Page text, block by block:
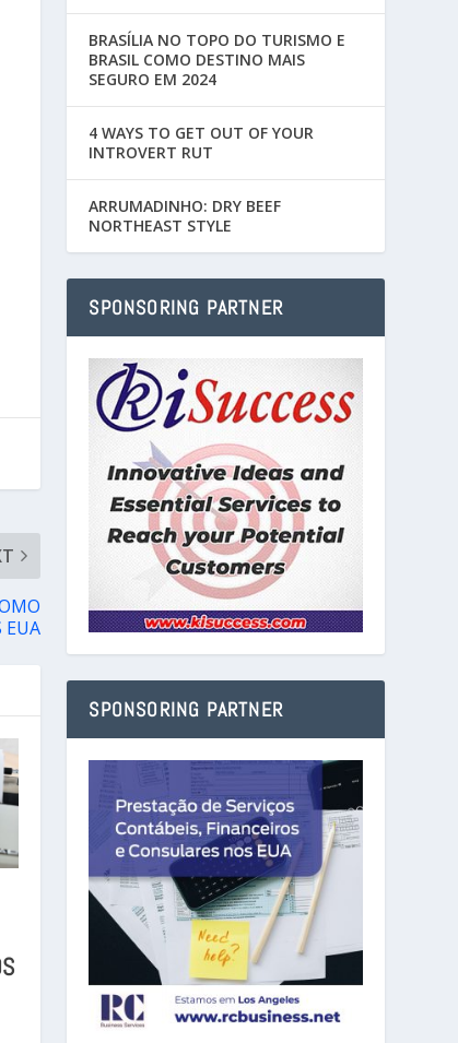
EUA
BRASÍLIA NO TOPO DO TURISMO E
BRASIL COMO DESTINO MAIS
SEGURO EM 2024
4 WAYS TO GET OUT OF YOUR
INTROVERT RUT
ARRUMADINHO: DRY BEEF
NORTHEAST STYLE
SPONSORING PARTNER
SPONSORING PARTNER